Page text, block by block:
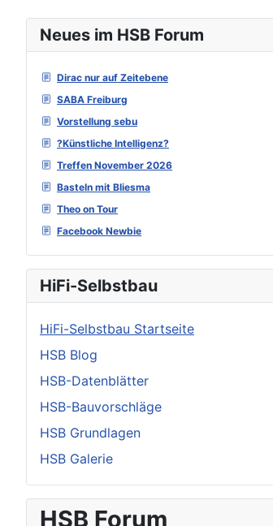
Neues im HSB Forum
Dirac nur auf Zeitebene
SABA Freiburg
Vorstellung sebu
?Künstliche Intelligenz?
Treffen November 2026
Basteln mit Bliesma
Theo on Tour
Facebook Newbie
HiFi-Selbstbau
HiFi-Selbstbau Startseite
HSB Blog
HSB-Datenblätter
HSB-Bauvorschläge
HSB Grundlagen
HSB Galerie
HSB Forum